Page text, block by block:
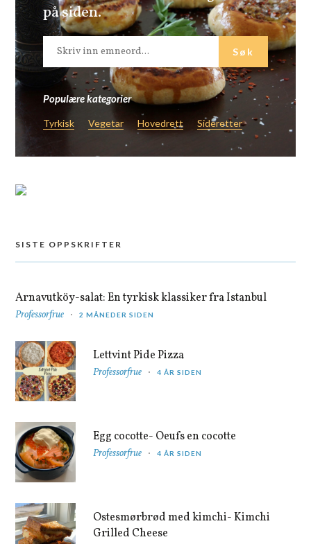
på siden.
Populære kategorier
Tyrkisk Vegetar Hovedrett Sideretter
SISTE OPPSKRIFTER
Arnavutköy-salat: En tyrkisk klassiker fra Istanbul
Professorfrue 2 MÅNEDER SIDEN
Lettvint Pide Pizza
Professorfrue 4 ÅR SIDEN
Egg cocotte- Oeufs en cocotte
Professorfrue 4 ÅR SIDEN
Ostesmørbrød med kimchi- Kimchi
Grilled Cheese